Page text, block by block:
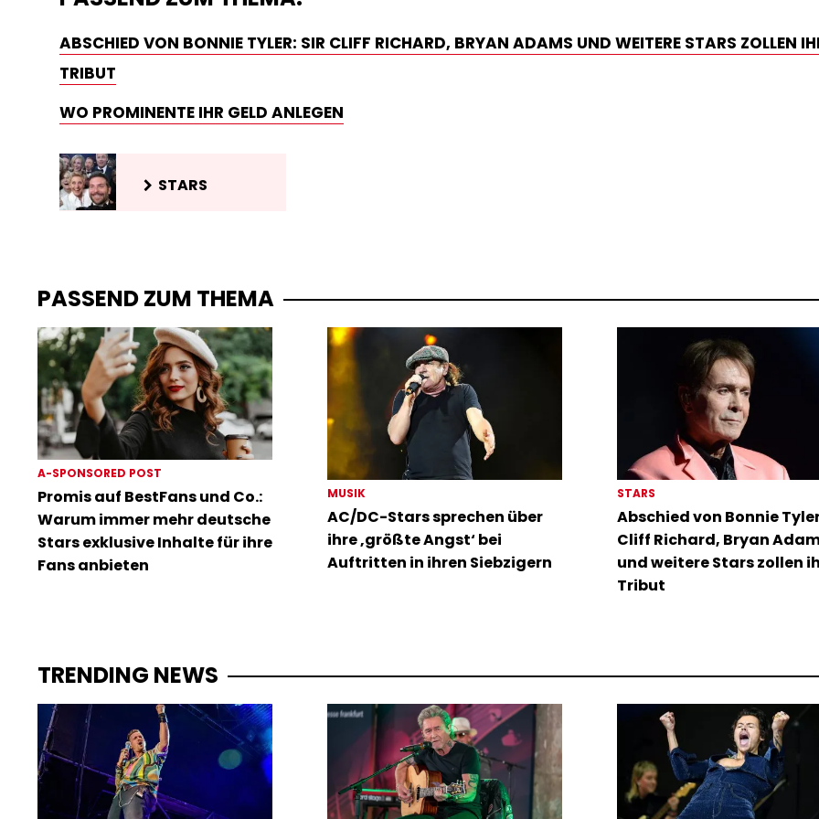
ABSCHIED VON BONNIE TYLER: SIR CLIFF RICHARD, BRYAN ADAMS UND WEITERE STARS ZOLLEN
TRIBUT
WO PROMINENTE IHR GELD ANLEGEN
STARS
PASSEND ZUM THEMA
A-SPONSORED POST
Promis auf BestFans und Co.:
Warum immer mehr deutsche
Stars exklusive Inhalte für ihre
Fans anbieten
MUSIK
AC/DC-Stars sprechen über
ihre ‚größte Angst‘ bei
Auftritten in ihren Siebzigern
STARS
Abschied von Bonnie
Cliff Richard, Bryan
und weitere Stars zollen
Tribut
TRENDING NEWS